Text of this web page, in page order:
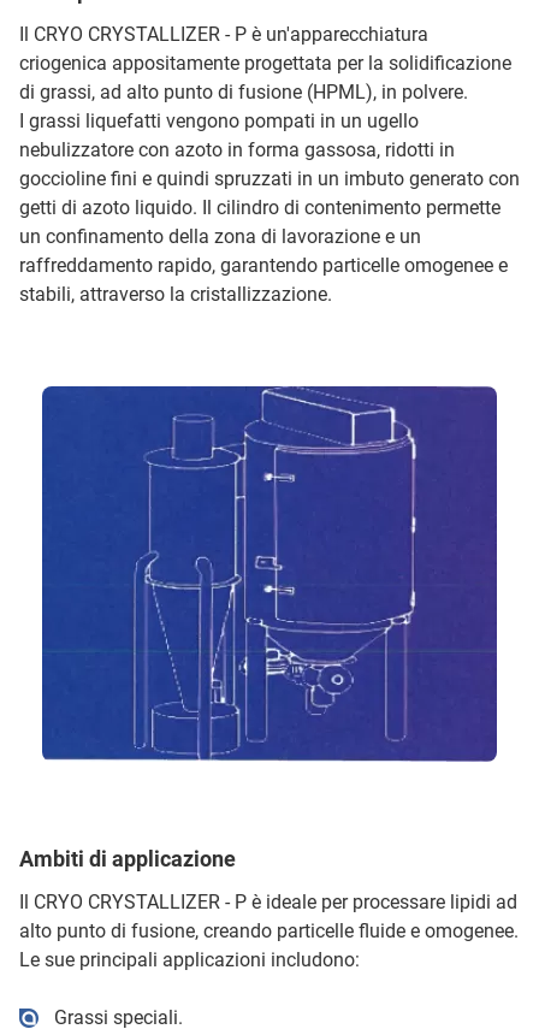
Il CRYO CRYSTALLIZER - P è un'apparecchiatura
criogenica appositamente progettata per la solidificazione
di grassi, ad alto punto di fusione (HPML), in polvere.
I grassi liquefatti vengono pompati in un ugello
nebulizzatore con azoto in forma gassosa, ridotti in
goccioline fini e quindi spruzzati in un imbuto generato con
getti di azoto liquido. Il cilindro di contenimento permette
un confinamento della zona di lavorazione e un
raffreddamento rapido, garantendo particelle omogenee e
stabili, attraverso la cristallizzazione.
Ambiti di applicazione
Il CRYO CRYSTALLIZER - P è ideale per processare lipidi ad
alto punto di fusione, creando particelle fluide e omogenee.
Le sue principali applicazioni includono:
Grassi speciali.